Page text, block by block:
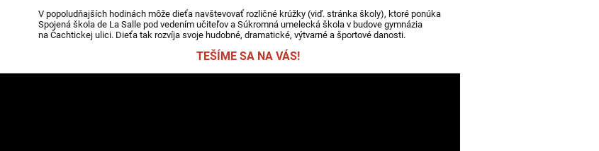
V popoludňajších hodinách môže dieťa navštevovať rozličné krúžky (viď. stránka školy), ktoré ponúka
Spojená škola de La Salle pod vedením učiteľov a Súkromná umelecká škola v budove gymnázia
na Čachtickej ulici. Dieťa tak rozvíja svoje hudobné, dramatické, výtvarné a športové danosti.
TEŠÍME SA NA VÁS!